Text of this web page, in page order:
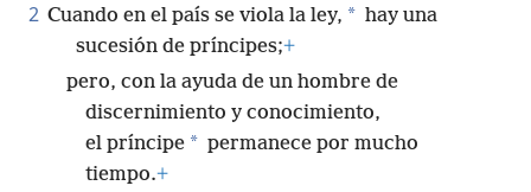
2 Cuando en el país se viola la ley, * hay una
sucesión de príncipes;+
pero, con la ayuda de un hombre de
discernimiento y conocimiento,
el príncipe * permanece por mucho
tiempo.+